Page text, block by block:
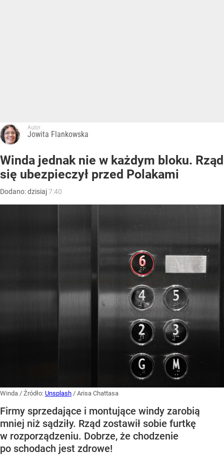
Autor:
Jowita Flankowska
Winda jednak nie w każdym bloku. Rząd
się ubezpieczył przed Polakami
Dodano:dzisiaj7:40
Winda / Źródło: Unsplash / Arisa Chattasa
Firmy sprzedające i montujące windy zarobią
mniej niż sądziły. Rząd zostawił sobie furtkę
w rozporządzeniu. Dobrze, że chodzenie
po schodach jest zdrowe!